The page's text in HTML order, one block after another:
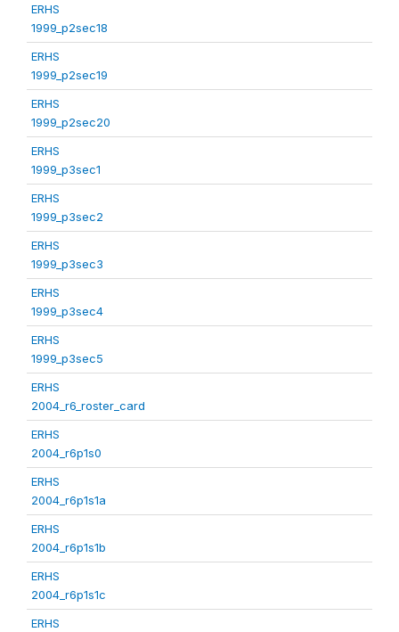
ERHS
1999_p2sec18
ERHS
1999_p2sec19
ERHS
1999_p2sec20
ERHS
1999_p3sec1
ERHS
1999_p3sec2
ERHS
1999_p3sec3
ERHS
1999_p3sec4
ERHS
1999_p3sec5
ERHS
2004_r6_roster_card
ERHS
2004_r6p1s0
ERHS
2004_r6p1s1a
ERHS
2004_r6p1s1b
ERHS
2004_r6p1s1c
ERHS